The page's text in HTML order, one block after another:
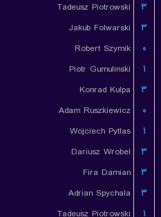
Tadeusz Piotrowski
۳
Jakub Folwarski
۳
Robert Szymik
۰
Piotr Gumulinski
۱
Konrad Kulpa
۳
Adam Ruszkiewicz
۰
Wojciech Pytlas
۱
Dariusz Wrobel
۳
Fira Damian
۳
Adrian Spychala
۳
Tadeusz Piotrowski
۱